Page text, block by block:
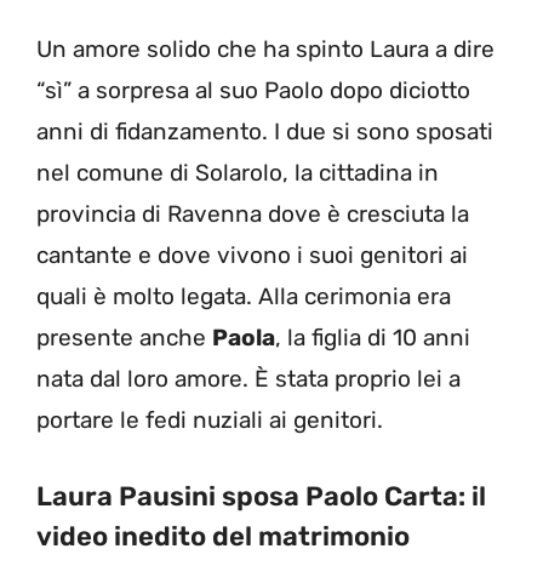
Un amore solido che ha spinto Laura a dire
“sì” a sorpresa al suo Paolo dopo diciotto
anni di fidanzamento. I due si sono sposati
nel comune di Solarolo, la cittadina in
provincia di Ravenna dove è cresciuta la
cantante e dove vivono i suoi genitori ai
quali è molto legata. Alla cerimonia era
presente anche Paola, la figlia di 10 anni
nata dal loro amore. È stata proprio lei a
portare le fedi nuziali ai genitori.
Laura Pausini sposa Paolo Carta: il
video inedito del matrimonio